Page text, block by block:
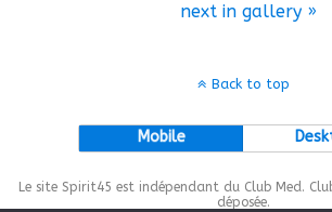
next in gallery »
Back to top
Mobile
Le site Spirit45 est indépendant du Club Med.
déposée.